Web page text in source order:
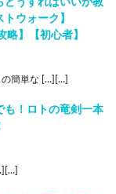
ウォーク】
略】【初心者】
の簡単な […][…]
も！ロトの竜剣一本